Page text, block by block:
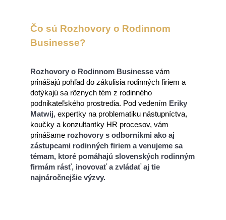
Čo sú Rozhovory o Rodinnom
Businesse?
Rozhovory o Rodinnom Businessevám
prinášajú pohľad do zákulisia rodinných firiem a
dotýkajú sa rôznych tém z rodinného
podnikateľského prostredia. Pod vedením Eriky
Matwij, expertky na problematiku nástupníctva,
koučky a konzultantky HR procesov, vám
prinášame rozhovory s odborníkmi ako aj
zástupcami rodinných firiem a venujeme sa
témam, ktoré pomáhajú slovenských rodinným
firmám rásť, inovovať a zvládať aj tie
najnáročnejšie výzvy.